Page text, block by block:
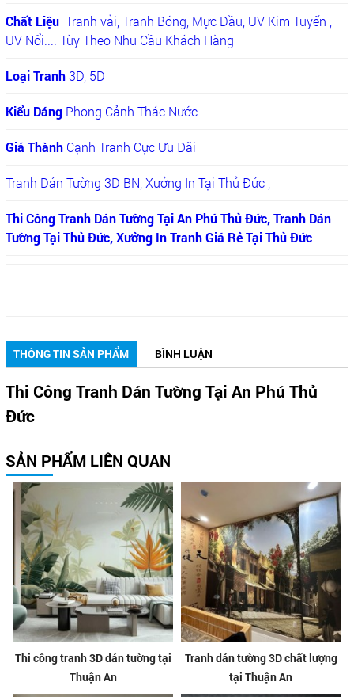
Chất Liệu Tranh vải, Tranh Bóng, Mực Dầu, UV Kim Tuyến ,
UV Nổi.... Tùy Theo Nhu Cầu Khách Hàng
Loại Tranh3D, 5D
Kiểu Dáng Phong Cảnh Thác Nước
Giá ThànhCạnh Tranh Cực Ưu Đãi
Tranh Dán Tường 3D BN, Xưởng In Tại Thủ Đức ,
Thi Công Tranh Dán Tường Tại An Phú Thủ Đức, Tranh Dán
Tường Tại Thủ Đức, Xưởng In Tranh Giá Rẻ Tại Thủ Đức
THÔNG TIN SẢN PHẨM BÌNH LUẬN
Thi Công Tranh Dán Tường Tại An Phú Thủ
Đức
SẢN PHẨM LIÊN QUAN
Thi công tranh 3D dán tường tại
Thuận An
Tranh dán tường 3D chất lượng
tại Thuận An